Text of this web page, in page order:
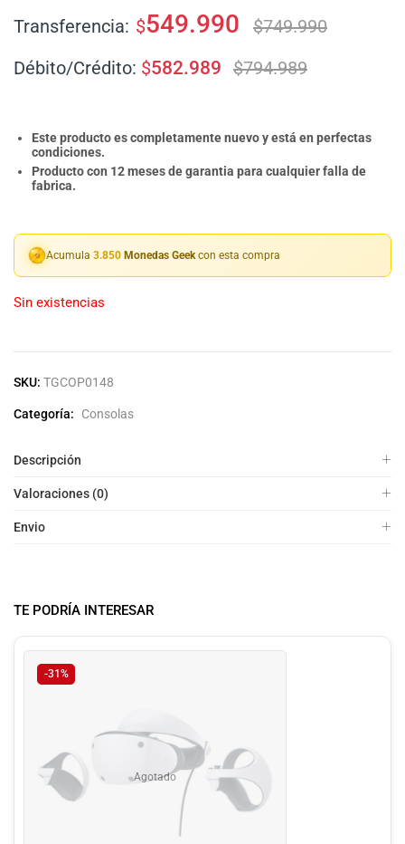
Transferencia: $549.990 $749.990
Débito/Crédito: $582.989 $794.989
Este producto es completamente nuevo y está en perfectas
condiciones.
Producto con 12 meses de garantia para cualquier falla de
fabrica.
Acumula 3.850 Monedas Geekcon esta compra
Sin existencias
SKU: TGCOP0148
Categoría: Consolas
Descripción
Valoraciones (0)
Envio
TE PODRÍA INTERESAR
-31%
Agotado